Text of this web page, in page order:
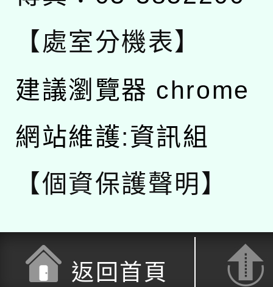
【處室分機表】
建議瀏覽器 chrome
網站維護:資訊組
【個資保護聲明】
返回首頁